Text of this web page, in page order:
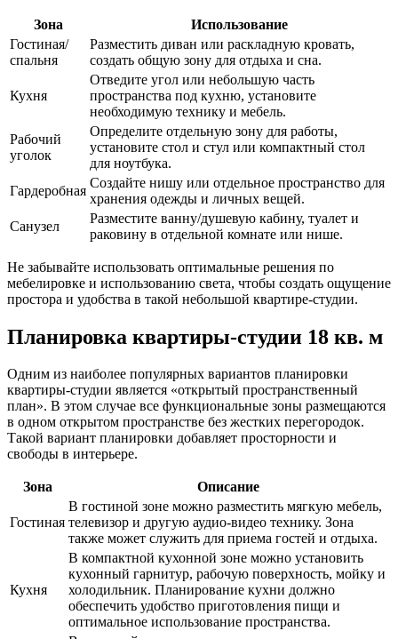
Зона
Использование
Гостиная/
спальня
Разместить диван или раскладную кровать,
создать общую зону для отдыха и сна.
Кухня
Отведите угол или небольшую часть
пространства под кухню, установите
необходимую технику и мебель.
Рабочий
уголок
Определите отдельную зону для работы,
установите стол и стул или компактный стол
для ноутбука.
Гардеробная
Создайте нишу или отдельное пространство для
хранения одежды и личных вещей.
Санузел
Разместите ванну/душевую кабину, туалет и
раковину в отдельной комнате или нише.
Не забывайте использовать оптимальные решения по
мебелировке и использованию света, чтобы создать ощущение
простора и удобства в такой небольшой квартире-студии.
Планировка квартиры-студии 18 кв. м
Одним из наиболее популярных вариантов планировки
квартиры-студии является «открытый пространственный
план». В этом случае все функциональные зоны размещаются
в одном открытом пространстве без жестких перегородок.
Такой вариант планировки добавляет просторности и
свободы в интерьере.
Зона Описание
Гостиная
В гостиной зоне можно разместить мягкую мебель,
телевизор и другую аудио-видео технику. Зона
также может служить для приема гостей и отдыха.
Кухня
В компактной кухонной зоне можно установить
кухонный гарнитур, рабочую поверхность, мойку и
холодильник. Планирование кухни должно
обеспечить удобство приготовления пищи и
оптимальное использование пространства.